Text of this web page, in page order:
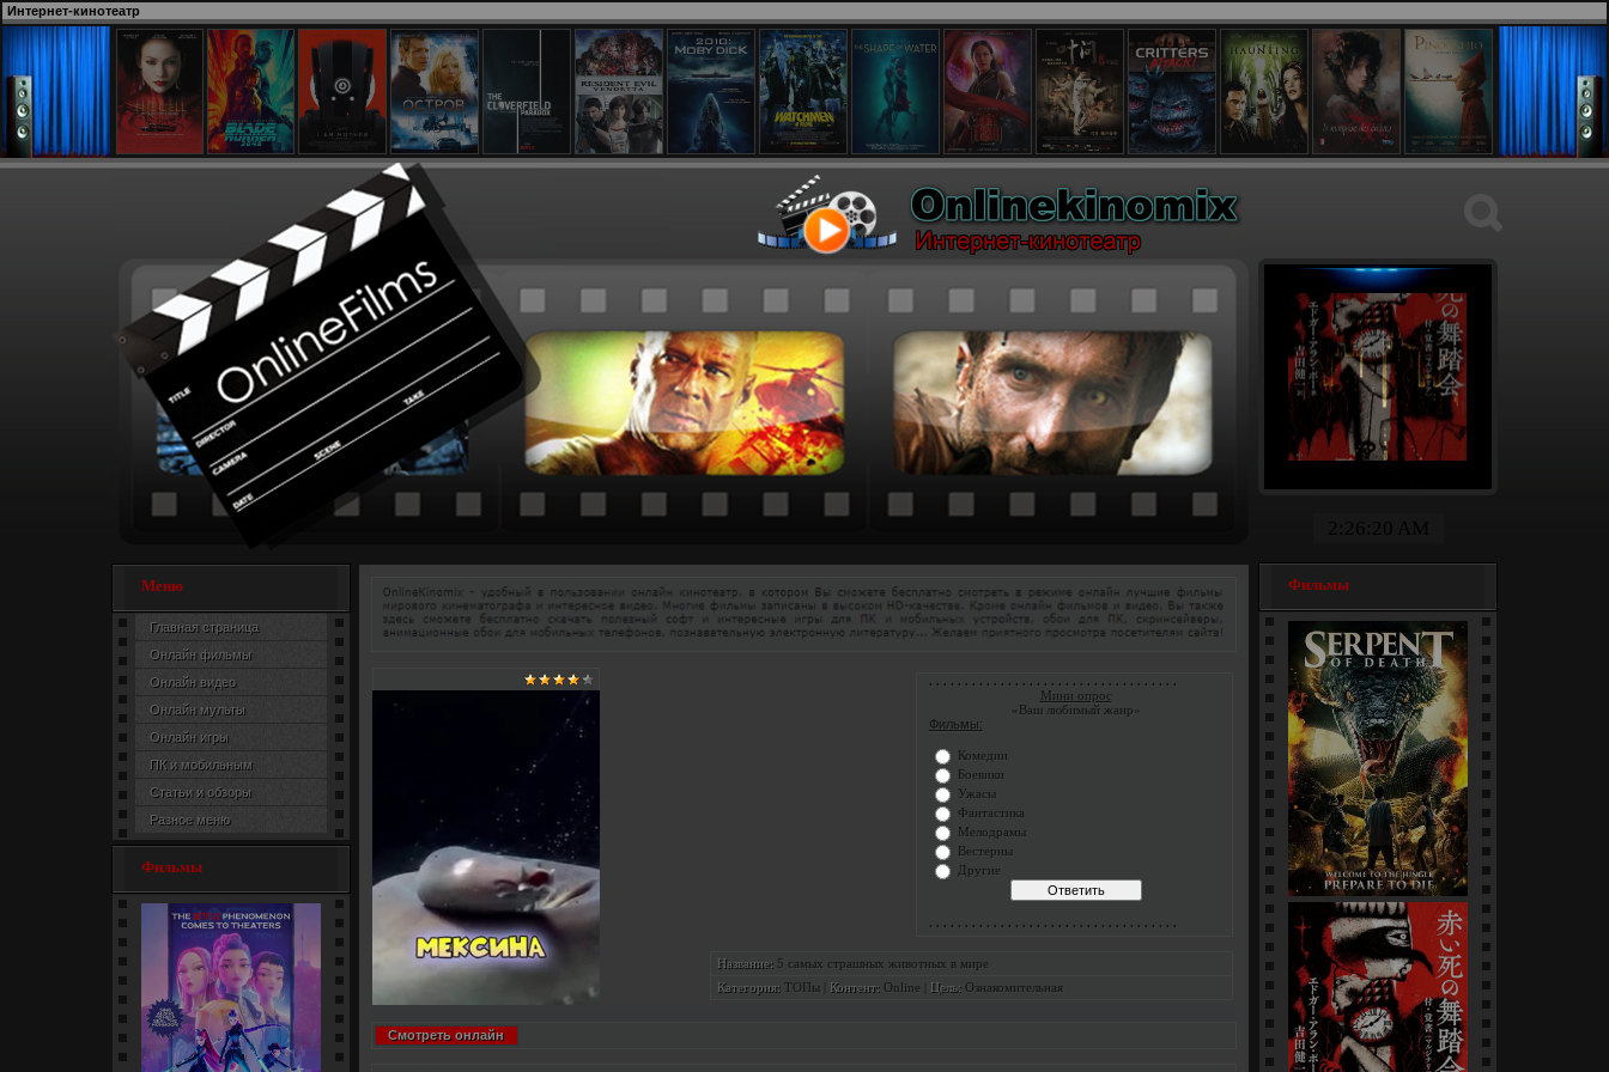
Интернет-кинотеатр
Меню
Главная страница
Онлайн фильмы
Онлайн видео
Онлайн мульты
Онлайн игры
ПК и мобильным
Статьи и обзоры
Разное меню
Фильмы
. . . . . . . . . . . . . . . . . . . . . . . . . . . . . . . . . . .
Мини опрос
«Ваш любимый жанр»
Фильмы:
Комедии
Боевики
Ужасы
Фантастика
Мелодрамы
Вестерны
Другие
. . . . . . . . . . . . . . . . . . . . . . . . . . . . . . . . . . .
Название: 5 самых страшных животных в мире
Категория: ТОПы Контент: Online Цель: Ознакомительная
Смотреть онлайн
Фильмы
Змеи / Da she (1-4 серии)
[многосерийный]